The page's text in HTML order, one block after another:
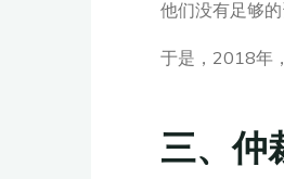
他们没有足够
于是，2018年
三、仲